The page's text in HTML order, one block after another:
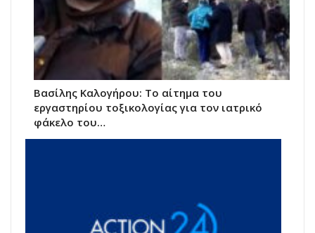
Βασίλης Καλογήρου: Το αίτημα του
εργαστηρίου τοξικολογίας για τον ιατρικό
φάκελο του…